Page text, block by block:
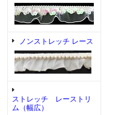
ノンストレッチ レース
ストレッチ レーストリ
ム（幅広）